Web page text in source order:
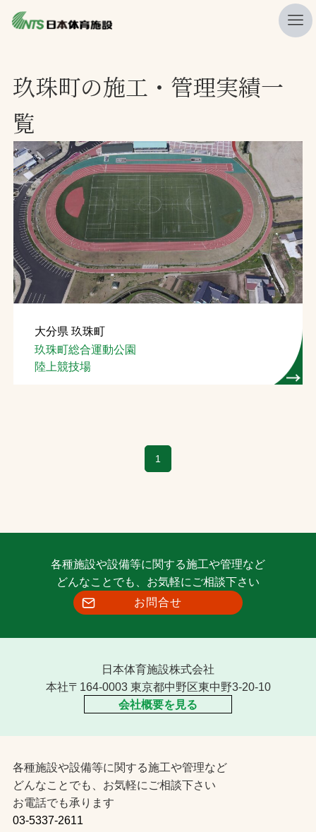
ニュース
プレスリリース
レポート
製品・サービス一覧
施工・管理実績一覧
会社概要
採用情報
検索
お問合せ
文字の見えづらさや操作にお困りの方へ
玖珠町の施工・管理実績一
覧
大分県 玖珠町
玖珠町総合運動公園
陸上競技場
1
各種施設や設備等に関する施工や管理など
どんなことでも、お気軽にご相談下さい
お問合せ
日本体育施設株式会社
本社〒164-0003 東京都中野区東中野3-20-10
会社概要を見る
各種施設や設備等に関する施工や管理など
どんなことでも、お気軽にご相談下さい
お電話でも承ります
03-5337-2611